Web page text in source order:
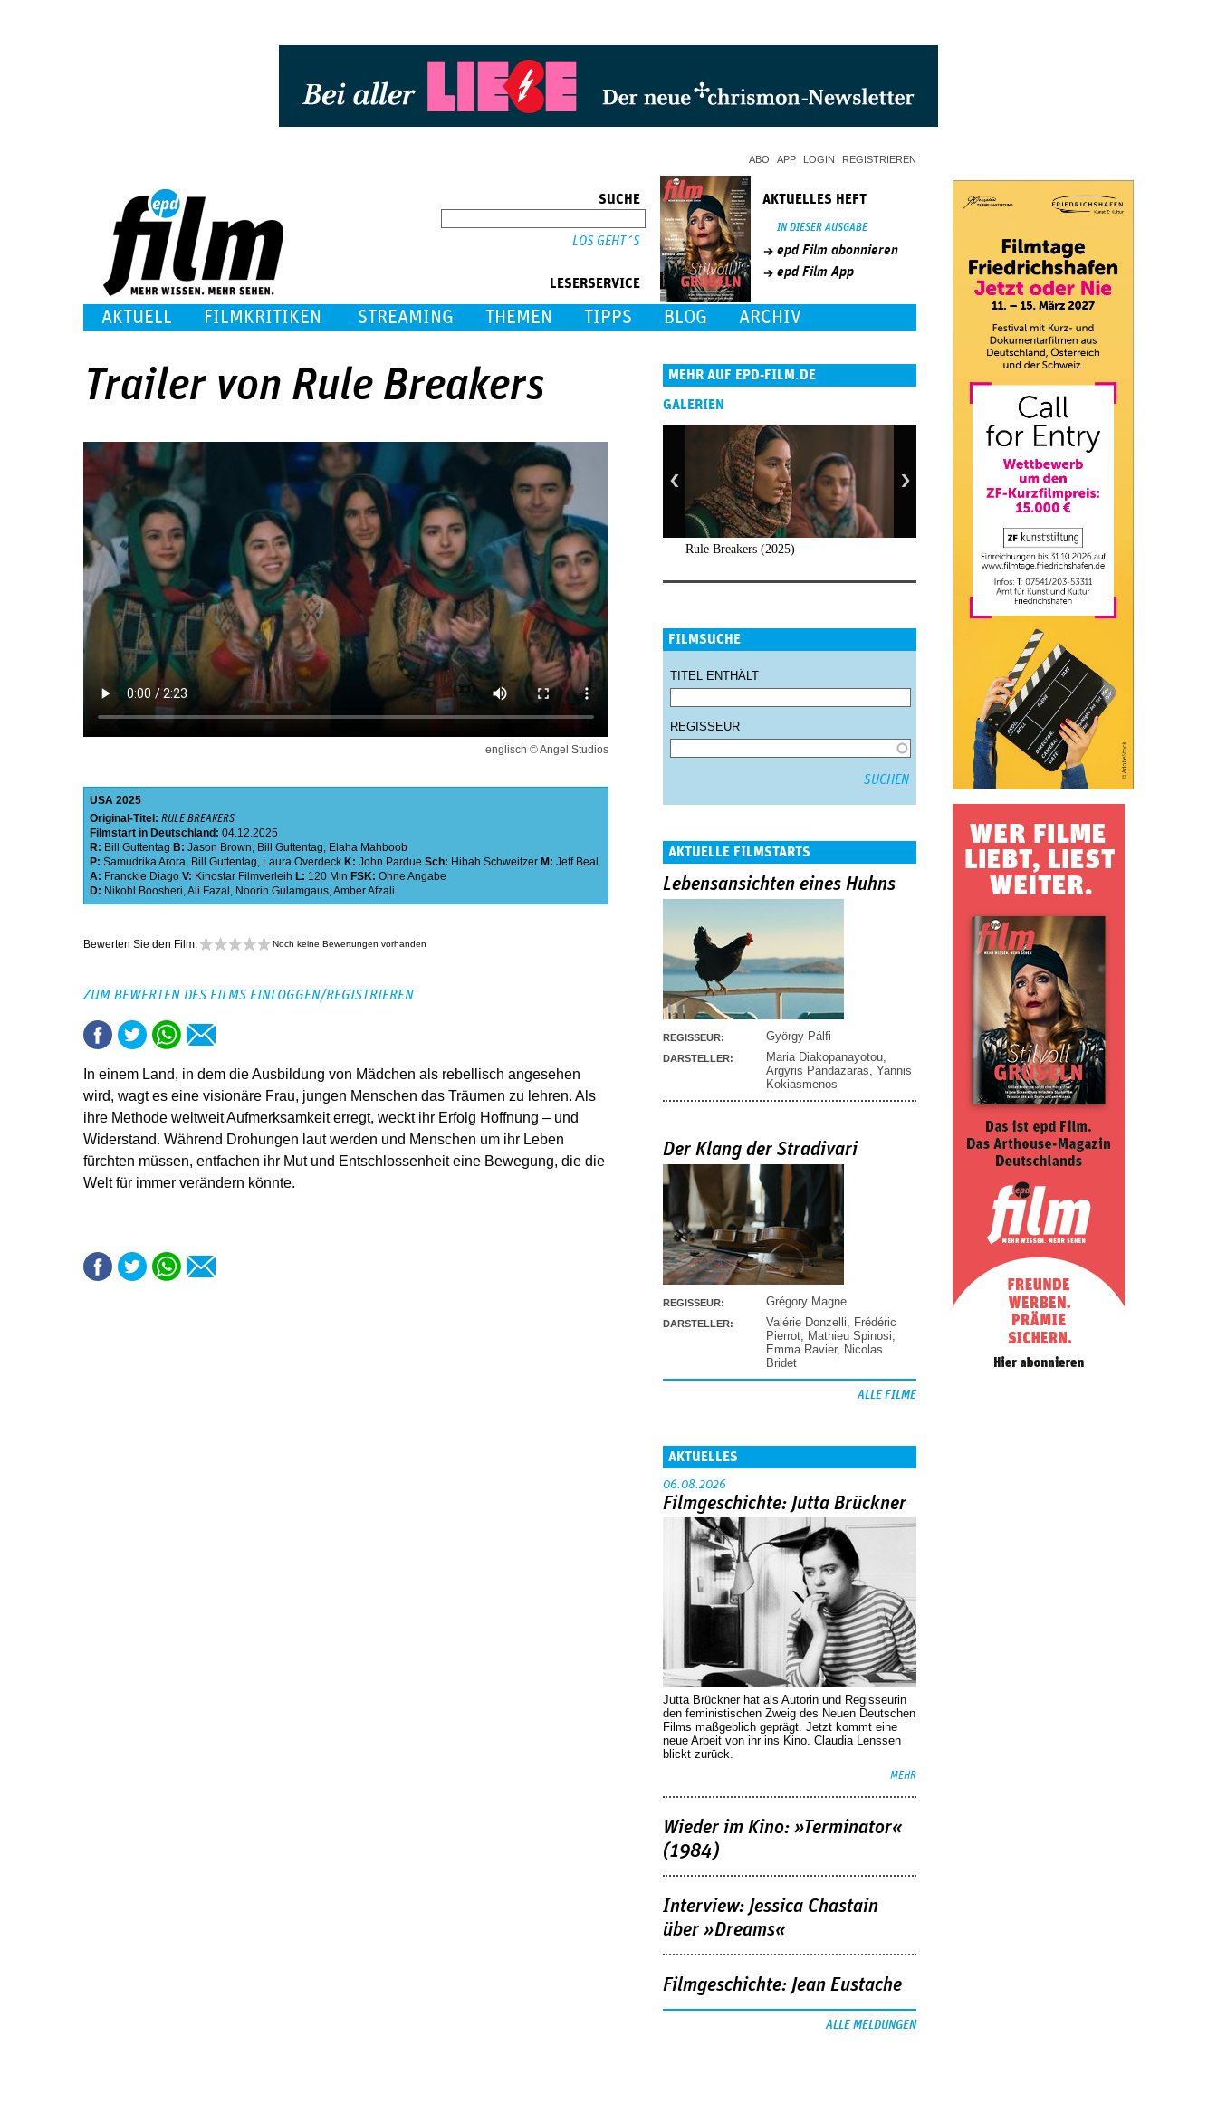
ABO APP LOGIN REGISTRIEREN
SUCHE
LESERSERVICE
AKTUELLES HEFT
IN DIESER AUSGABE
epd Film abonnieren
epd Film App
AKTUELL FILMKRITIKEN STREAMING THEMEN TIPPS BLOG ARCHIV
Trailer von Rule Breakers
englisch © Angel Studios
USA 2025
Original-Titel: RULE BREAKERS
Filmstart in Deutschland: 04.12.2025
R: Bill Guttentag B: Jason Brown, Bill Guttentag, Elaha Mahboob
P: Samudrika Arora, Bill Guttentag, Laura Overdeck K: John Pardue Sch: Hibah Schweitzer M: Jeff Beal
A: Franckie Diago V: Kinostar Filmverleih L: 120 Min FSK: Ohne Angabe
D: Nikohl Boosheri,Ali Fazal , Noorin Gulamgaus,Amber Afzali
Bewerten Sie den Film: Noch keine Bewertungen vorhanden
ZUM BEWERTEN DES FILMS EINLOGGEN/REGISTRIEREN
In einem Land, in dem die Ausbildung von Mädchen als rebellisch angesehen
wird, wagt es eine visionäre Frau, jungen Menschen das Träumen zu lehren. Als
ihre Methode weltweit Aufmerksamkeit erregt, weckt ihr Erfolg Hoffnung – und
Widerstand. Während Drohungen laut werden und Menschen um ihr Leben
fürchten müssen, entfachen ihr Mut und Entschlossenheit eine Bewegung, die die
Welt für immer verändern könnte.
MEHR AUF EPD-FILM.DE
GALERIEN
Rule Breakers (2025)
FILMSUCHE
TITEL ENTHÄLT
REGISSEUR
AKTUELLE FILMSTARTS
Lebensansichten eines Huhns
REGISSEUR: György Pálfi
DARSTELLER: Maria Diakopanayotou
Argyris Pandazaras Yannis
Kokiasmenos
Der Klang der Stradivari
REGISSEUR: Grégory Magne
DARSTELLER: Valérie Donzelli
Frédéric
Pierrot Mathieu Spinosi
Emma Ravier, Nicolas
Bridet
ALLE FILME
AKTUELLES
06.08.2026
Filmgeschichte: Jutta Brückner
Jutta Brückner hat als Autorin und Regisseurin
den feministischen Zweig des Neuen Deutschen
Films maßgeblich geprägt. Jetzt kommt eine
neue Arbeit von ihr ins Kino. Claudia Lenssen
blickt zurück.
MEHR
Wieder im Kino: »Terminator«
(1984)
Interview: Jessica Chastain
über »Dreams«
Filmgeschichte: Jean Eustache
ALLE MELDUNGEN